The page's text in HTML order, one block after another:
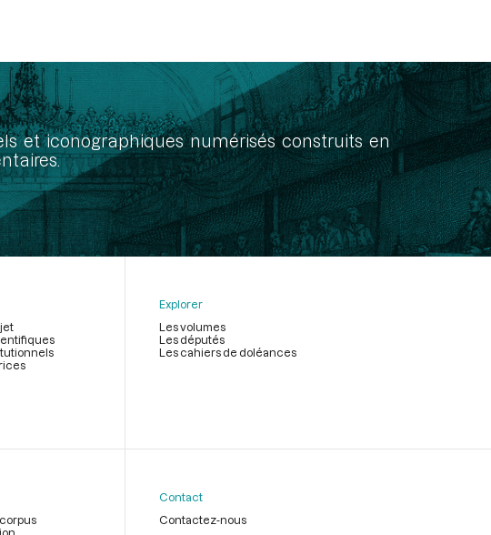
et iconographiques numérisés construits en
Explorer
Les volumes
Les députés
Les cahiers de doléances
Contact
Contactez-nous